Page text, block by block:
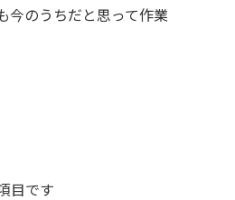
今のうちだと思って作業
目です